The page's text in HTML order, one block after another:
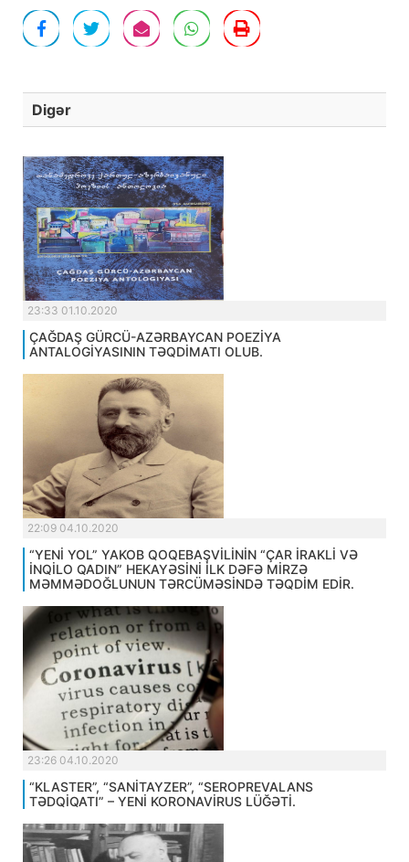
Digər
23:33 01.10.2020
ÇAĞDAŞ GÜRCÜ-AZƏRBAYCAN POEZİYA
ANTALOGİYASININ TƏQDİMATI OLUB.
22:09 04.10.2020
“YENİ YOL” YAKOB QOQEBAŞVİLİNİN “ÇAR İRAKLİ VƏ
İNQİLO QADIN” HEKAYƏSİNİ İLK DƏFƏ MİRZƏ
MƏMMƏDOĞLUNUN TƏRCÜMƏSİNDƏ TƏQDİM EDİR.
23:26 04.10.2020
“KLASTER”, “SANİTAYZER”, “SEROPREVALANS
TƏDQİQATI” – YENİ KORONAVİRUS LÜĞƏTİ.